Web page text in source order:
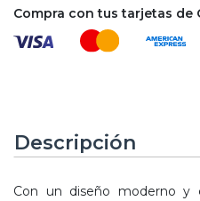
Compra con tus tarjetas de
Descripción
Con un diseño moderno y